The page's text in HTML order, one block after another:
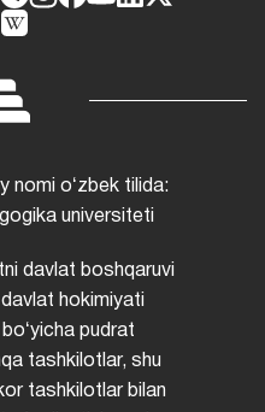
nomi oʻzbek tilida:
universiteti
davlat boshqaruvi
hokimiyati
pudrat
tashkilotlar, shu
tashkilotlar bilan